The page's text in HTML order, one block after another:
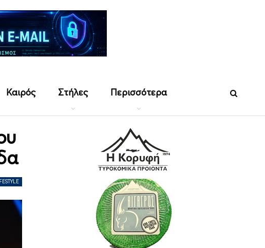
Καιρός Στήλες Περισσότερα